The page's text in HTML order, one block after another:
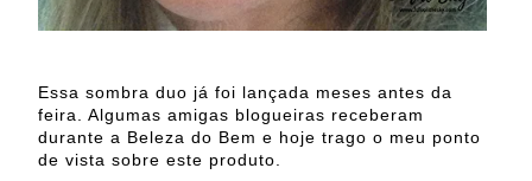
Essa sombra duo já foi lançada meses antes da
feira. Algumas amigas blogueiras receberam
durante a Beleza do Bem e hoje trago o meu ponto
de vista sobre este produto.